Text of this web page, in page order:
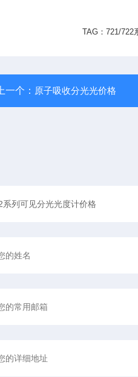
TAG：721/722
上一个： 原子吸收分光光价格